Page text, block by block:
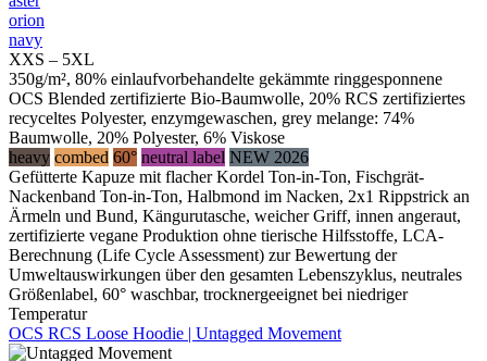
orion
navy
XXS – 5XL
350g/m², 80% einlaufvorbehandelte gekämmte ringgesponnene
OCS Blended zertifizierte Bio-Baumwolle, 20% RCS zertifiziertes
recyceltes Polyester, enzymgewaschen, grey melange: 74%
Baumwolle, 20% Polyester, 6% Viskose
heavy combed 60° neutral label NEW 2026
Gefütterte Kapuze mit flacher Kordel Ton-in-Ton, Fischgrät-
Nackenband Ton-in-Ton, Halbmond im Nacken, 2x1 Rippstrick an
Ärmeln und Bund, Kängurutasche, weicher Griff, innen angeraut,
zertifizierte vegane Produktion ohne tierische Hilfsstoffe, LCA-
Berechnung (Life Cycle Assessment) zur Bewertung der
Umweltauswirkungen über den gesamten Lebenszyklus, neutrales
Größenlabel, 60° waschbar, trocknergeeignet bei niedriger
Temperatur
OCS RCS Loose Hoodie | Untagged Movement